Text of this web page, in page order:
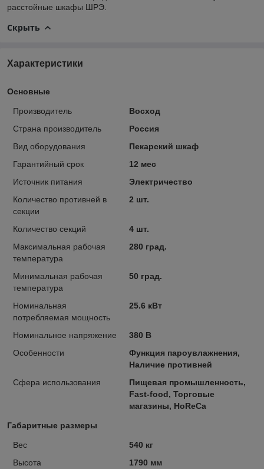
расстойные шкафы ШРЭ.
Скрыть
Характеристики
Основные
Производитель
Восход
Страна производитель
Россия
Вид оборудования
Пекарский шкаф
Гарантийный срок
12 мес
Источник питания
Электричество
Количество противней в
секции
2 шт.
Количество секций
4 шт.
Максимальная рабочая
температура
280 град.
Минимальная рабочая
температура
50 град.
Номинальная
потребляемая мощность
25.6 кВт
Номинальное напряжение
380 В
Особенности
Функция пароувлажнения,
Наличие противней
Сфера использования
Пищевая промышленность,
Fast-food, Торговые
магазины, HoReCa
Габаритные размеры
Вес
540 кг
Высота
1790 мм